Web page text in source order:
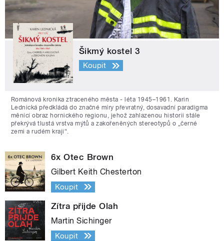
Šikmý kostel 3
Koupit
Románová kronika ztraceného města - léta 1945–1961. Karin
Lednická předkládá do značné míry převratný, dosavadní paradigma
měnící obraz hornického regionu, jehož zahlazenou historii stále
překrývá tlustá vrstva mýtů a zakořeněných stereotypů o „černé
zemi a rudém kraji“.
6x Otec Brown
Gilbert Keith Chesterton
Koupit
Zítra přijde Olah
Martin Sichinger
Koupit